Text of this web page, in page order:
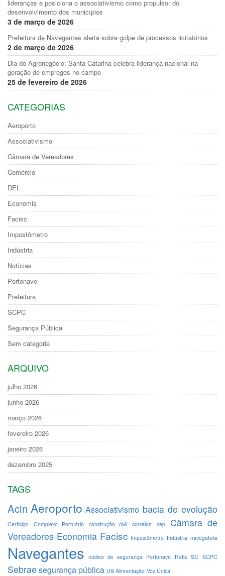
lideranças e posiciona o associativismo como propulsor do
desenvolvimento dos municípios
3 de março de 2026
Prefeitura de Navegantes alerta sobre golpe de processos licitatórios
2 de março de 2026
Dia do Agronegócio: Santa Catarina celebra liderança nacional na
geração de empregos no campo
25 de fevereiro de 2026
CATEGORIAS
Aeroporto
Associativismo
Câmara de Vereadores
Comércio
DEL
Economia
Facisc
Impostômetro
Indústria
Notícias
Portonave
Prefeitura
SCPC
Segurança Pública
Sem categoria
ARQUIVO
julho 2026
junho 2026
março 2026
fevereiro 2026
janeiro 2026
dezembro 2025
TAGS
Acin Aeroporto Associativismo bacia de evolução
Certisign Complexo Portuário construção civil correios; cep
Câmara de
Vereadores Economia Facisc Impostômetro Indústria navegafolia
Navegantes núcleo de segurança Portonave Refis SC SCPC
Sebrae segurança pública Util Alimentação Voz Única